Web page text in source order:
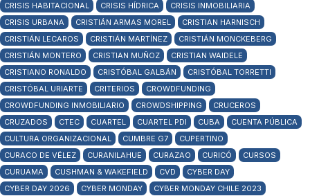
CRISIS HABITACIONAL
CRISIS HÍDRICA
CRISIS INMOBILIARIA
CRISIS URBANA
CRISTIÁN ARMAS MOREL
CRISTIAN HARNISCH
CRISTIÁN LECAROS
CRISTIÁN MARTÍNEZ
CRISTIÁN MONCKEBERG
CRISTIÁN MONTERO
CRISTIAN MUÑOZ
CRISTIAN WAIDELE
CRISTIANO RONALDO
CRISTÓBAL GALBÁN
CRISTÓBAL TORRETTI
CRISTÓBAL URIARTE
CRITERIOS
CROWDFUNDING
CROWDFUNDING INMOBILIARIO
CROWDSHIPPING
CRUCEROS
CRUZADOS
CTEC CUARTEL CUARTEL PDI CUBA
CUENTA PÚBLICA
CULTURA ORGANIZACIONAL
CUMBRE G7
CUPERTINO
CURACO DE VÉLEZ
CURANILAHUE CURAZAO CURICÓ
CURSOS
CURUAMA
CUSHMAN & WAKEFIELD CVD
CYBER DAY
CYBER DAY 2026
CYBER MONDAY
CYBER MONDAY CHILE 2023